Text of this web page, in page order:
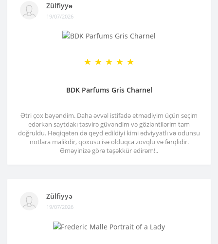
Zülfiyyə
19/07/2026
BDK Parfums Gris Charnel
Ətri çox bəyəndim. Daha əvvəl istifadə etmədiyim üçün seçim
edərkən saytdakı təsvirə güvəndim və gözləntilərim tam
doğruldu. Həqiqətən də qeyd edildiyi kimi ədviyyatlı və odunsu
notlara malikdir, qoxusu isə olduqca zövqlü və fərqlidir.
Əməyinizə görə təşəkkür edirəm!..
Zülfiyyə
19/07/2026